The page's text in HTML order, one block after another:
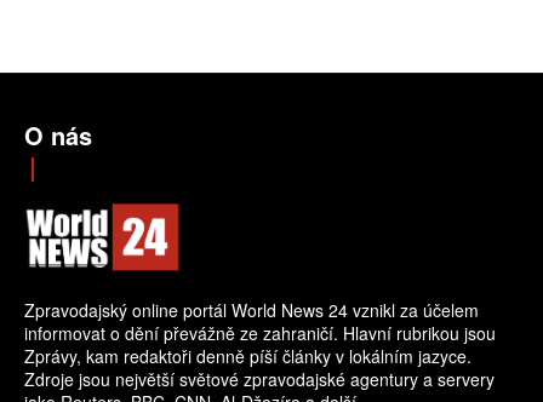
O nás
Zpravodajský online portál World News 24 vznikl za účelem
informovat o dění převážně ze zahraničí. Hlavní rubrikou jsou
Zprávy, kam redaktoři denně píší články v lokálním jazyce.
Zdroje jsou největší světové zpravodajské agentury a servery